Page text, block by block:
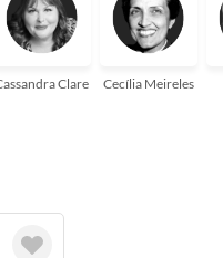
Clare Cecília Meireles